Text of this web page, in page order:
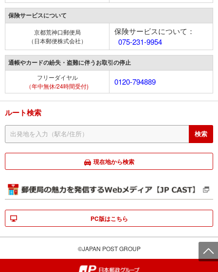
保険サービスについて
京都荒神口郵便局
（日本郵便株式会社）
保険サービスについて：
075-231-9954
通帳やカードの紛失・盗難に伴うお取引の停止
フリーダイヤル
（年中無休/24時間受付)
0120-794889
ルート検索
現在地から検索
PC版はこちら
©JAPAN POST GROUP